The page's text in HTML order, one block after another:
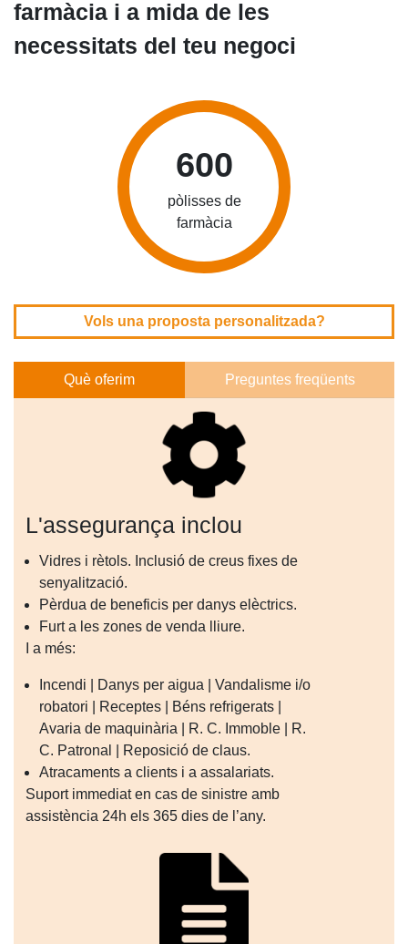
600
pòlisses de
farmàcia
farmàcia i a mida de les
necessitats del teu negoci
Vols una proposta personalitzada?
Què oferim Preguntes freqüents
L'assegurança inclou
Vidres i rètols. Inclusió de creus fixes de
senyalització.
Pèrdua de beneficis per danys elèctrics.
Furt a les zones de venda lliure.
I a més:
Incendi | Danys per aigua | Vandalisme i/o
robatori | Receptes | Béns refrigerats |
Avaria de maquinària | R. C. Immoble | R.
C. Patronal | Reposició de claus.
Atracaments a clients i a assalariats.
Suport immediat en cas de sinistre amb
assistència 24h els 365 dies de l’any.